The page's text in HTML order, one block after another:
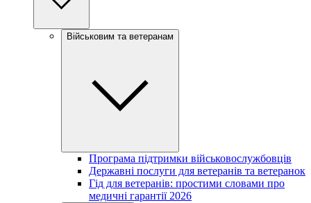
Військовим та ветеранам
Програма підтримки військовослужбовців
Державні послуги для ветеранів та ветеранок
Гід для ветеранів: простими словами про
медичні гарантії 2026